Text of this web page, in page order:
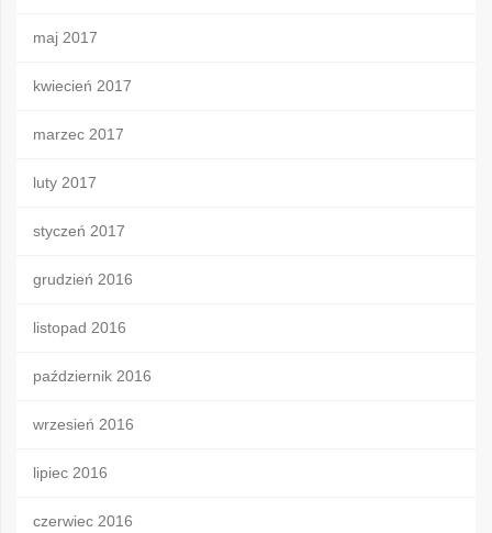
maj 2017
kwiecień 2017
marzec 2017
luty 2017
styczeń 2017
grudzień 2016
listopad 2016
październik 2016
wrzesień 2016
lipiec 2016
czerwiec 2016